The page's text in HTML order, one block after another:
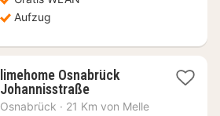
Aufzug
limehome Osnabrück
Johannisstraße1
Nacht
Osnabrück · 21 Km von Melle